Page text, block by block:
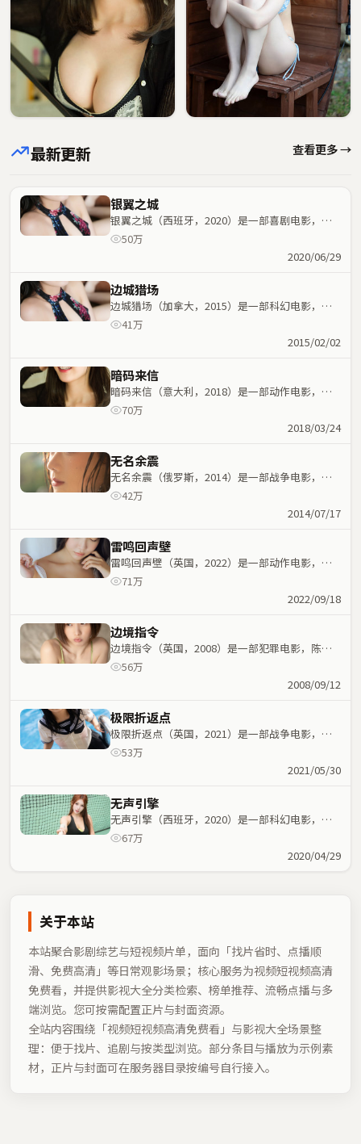
最新更新 查看更多 →
银翼之城
银翼之城（西班牙，2020）是一部喜剧电影，许
鞍华执导，雷佳音、白宇等主演；喜剧元素与人物
50万
2020/06/29
边城猎场
边城猎场（加拿大，2015）是一部科幻电影，昆
汀·塔伦蒂诺执导，周迅、刘德华等主演；科幻元
41万
2015/02/02
暗码来信
暗码来信（意大利，2018）是一部动作电影，大
鹏执导，张国荣、赵丽颖等主演；动作元素与人物
70万
2018/03/24
无名余震
无名余震（俄罗斯，2014）是一部战争电影，丁
晟执导，魏翔、朱一龙等主演；战争元素与人物命
42万
2014/07/17
雷鸣回声壁
雷鸣回声壁（英国，2022）是一部动作电影，乌
尔善执导，裴斗娜、林青霞等主演；动作元素与人
71万
2022/09/18
边境指令
边境指令（英国，2008）是一部犯罪电影，陈思
诚执导，范伟、肖战等主演；犯罪元素与人物命运
56万
2008/09/12
极限折返点
极限折返点（英国，2021）是一部战争电影，李
安执导，玛丽昂·歌迪亚、孙艺珍等主演；战争元
53万
2021/05/30
无声引擎
无声引擎（西班牙，2020）是一部科幻电影，饶
晓志执导，易烊千玺、周润发等主演；科幻元素与
67万
2020/04/29
关于本站
本站聚合影剧综艺与短视频片单，面向「找片省时、点播顺
滑、免费高清」等日常观影场景；核心服务为视频短视频高清
免费看，并提供影视大全分类检索、榜单推荐、流畅点播与多
端浏览。您可按需配置正片与封面资源。
全站内容围绕「视频短视频高清免费看 」与影视大全场景整
理：便于找片、追剧与按类型浏览。部分条目与播放为示例素
材，正片与封面可在服务器目录按编号自行接入。